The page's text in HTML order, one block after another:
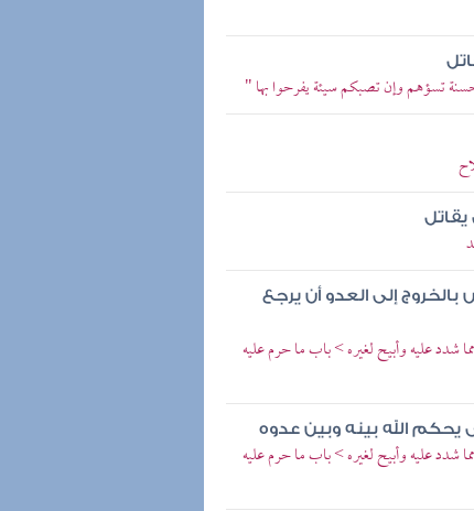
تسؤهم وإن تصبكم سيئة يفرحوا بها "
يقاتل
بالخروج إلى العدو أن يرجع
عليه وأبيح لغيره > باب ما حرم عليه
يحكم الله بينه وبين عدوه
عليه وأبيح لغيره > باب ما حرم عليه